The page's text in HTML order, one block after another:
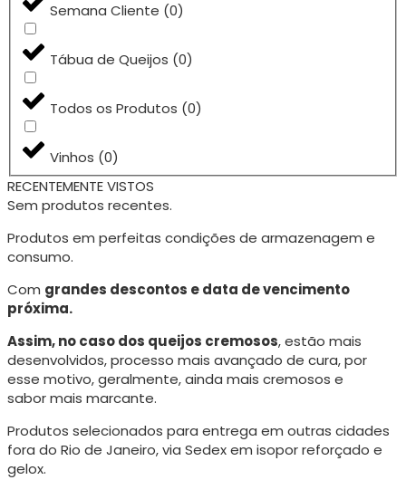
Semana Cliente (0)
Tábua de Queijos (0)
Todos os Produtos (0)
Vinhos (0)
RECENTEMENTE VISTOS
Sem produtos recentes.
Produtos em perfeitas condições de armazenagem e
consumo.
Com grandes descontos e data de vencimento
próxima.
Assim, no caso dos queijos cremosos, estão mais
desenvolvidos, processo mais avançado de cura, por
esse motivo, geralmente, ainda mais cremosos e
sabor mais marcante.
Produtos selecionados para entrega em outras cidades
fora do Rio de Janeiro, via Sedex em isopor reforçado e
gelox.